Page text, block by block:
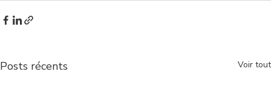
Posts récents Voir tout